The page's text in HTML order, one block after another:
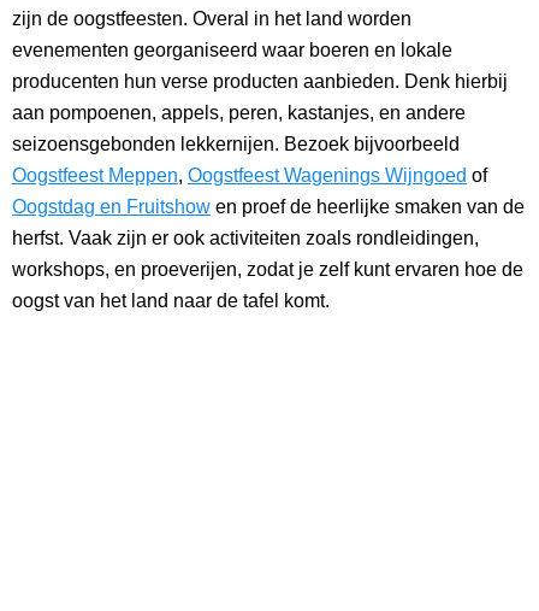
zijn de oogstfeesten. Overal in het land worden
evenementen georganiseerd waar boeren en lokale
producenten hun verse producten aanbieden. Denk hierbij
aan pompoenen, appels, peren, kastanjes, en andere
seizoensgebonden lekkernijen. Bezoek bijvoorbeeld
Oogstfeest Meppen, Oogstfeest Wagenings Wijngoed of
Oogstdag en Fruitshow en proef de heerlijke smaken van de
herfst. Vaak zijn er ook activiteiten zoals rondleidingen,
workshops, en proeverijen, zodat je zelf kunt ervaren hoe de
oogst van het land naar de tafel komt.